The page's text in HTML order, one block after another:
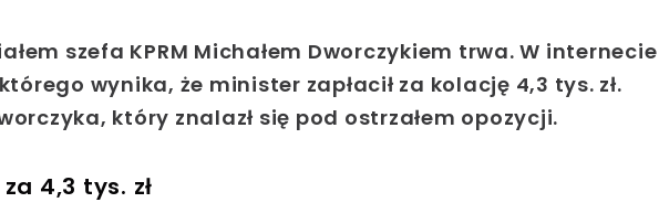
szefa KPRM Michałem Dworczykiem trwa. W internecie
wynika, że minister zapłacił za kolację 4,3 tys. zł.
który znalazł się pod ostrzałem opozycji.
4,3 tys. zł